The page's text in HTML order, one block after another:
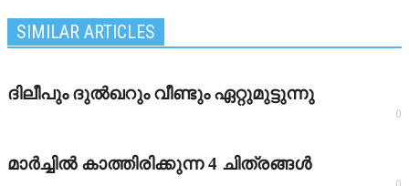
SIMILAR ARTICLES
ദിലീപും ദുല്‍ഖറും വീണ്ടും ഏറ്റുമുട്ടുന്നു
0
മാര്‍ച്ചില്‍ കാത്തിരിക്കുന്ന 4 ചിത്രങ്ങള്‍